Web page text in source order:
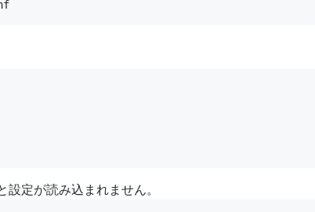
定が読み込まれません。